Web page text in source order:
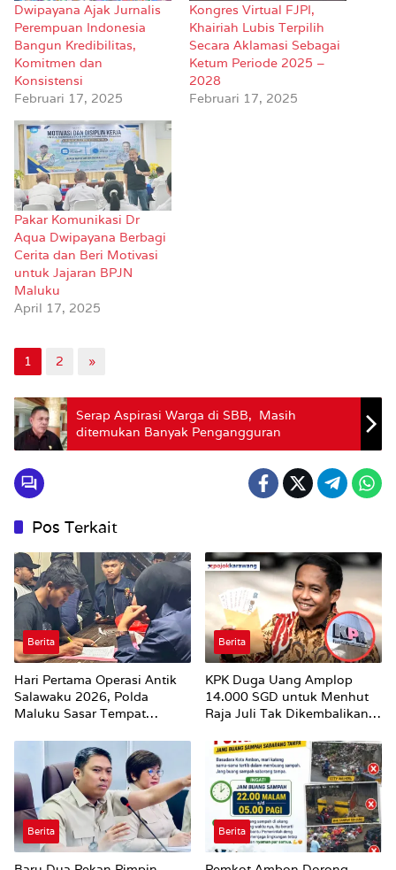
Dwipayana Ajak Jurnalis
Perempuan Indonesia
Bangun Kredibilitas,
Komitmen dan
Konsistensi
Februari 17, 2025
Kongres Virtual FJPI,
Khairiah Lubis Terpilih
Secara Aklamasi Sebagai
Ketum Periode 2025 –
2028
Februari 17, 2025
Pakar Komunikasi Dr
Aqua Dwipayana Berbagi
Cerita dan Beri Motivasi
untuk Jajaran BPJN
Maluku
April 17, 2025
1 2 »
Serap Aspirasi Warga di SBB, Masih
ditemukan Banyak Pengangguran
Pos Terkait
Berita
Hari Pertama Operasi Antik
Salawaku 2026, Polda
Maluku Sasar Tempat
Berita
KPK Duga Uang Amplop
14.000 SGD untuk Menhut
Raja Juli Tak Dikembalikan
Berita Berita